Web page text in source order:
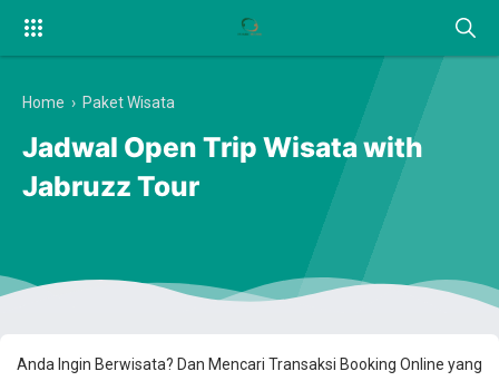
Anda Ingin Berwisata? Dan Mencari Transaksi Booking Online yang
Home › Paket Wisata
Jadwal Open Trip Wisata with
Jabruzz Tour